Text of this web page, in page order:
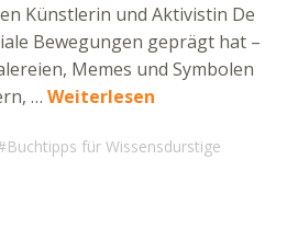
Künstlerin und Aktivistin De
Bewegungen geprägt hat –
Memes und Symbolen
… Weiterlesen
Buchtipps für Wissensdurstige